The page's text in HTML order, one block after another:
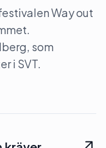
Way out
som
i SVT.